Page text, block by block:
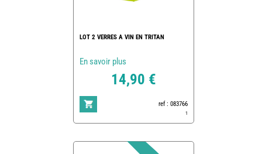
LOT 2 VERRES A VIN EN TRITAN
En savoir plus
14,90 €
ref : 083766
1